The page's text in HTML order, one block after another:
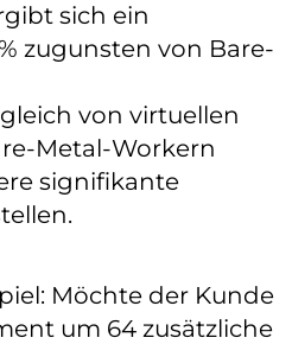
sich ein
zugunsten von Bare-
von virtuellen
Metal-Workern
signifikante
Möchte der Kunde
um 64 zusätzliche